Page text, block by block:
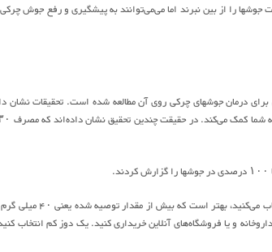
جوشها را از بین نبرند اما می‌می‌توانند به پیشگیری و رفع جوش
درمان جوشهای چرکی روی آن مطالعه شده است. تحقیقات نشان
روی به شکلهای متنوعی موجود است که هر گدام حاوی مقدار متفاوتی از عنصر روی هستند. صرفنظر از آنچه که شما انتخاب می‌کنید،
و یا فروشگاه‌های آنلاین خریداری کنید. یک دوز کم انتخاب